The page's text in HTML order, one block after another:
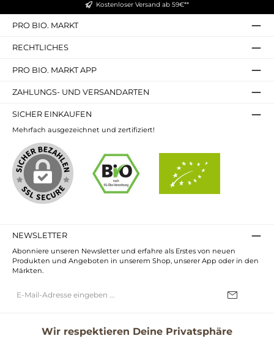
Kostenloser Versand ab 59€**
PRO BIO. MARKT
RECHTLICHES
PRO BIO. MARKT APP
ZAHLUNGS- UND VERSANDARTEN
SICHER EINKAUFEN
Mehrfach ausgezeichnet und zertifiziert!
NEWSLETTER
Abonniere unseren Newsletter und erfahre als Erstes von neuen
Produkten und Angeboten in unserem Shop, unserer App oder in den
Märkten.
Mail-
Wir respektieren Deine Privatsphäre